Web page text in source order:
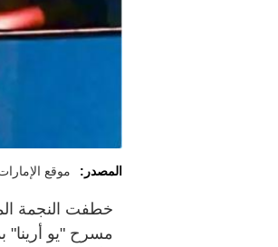
المصدر: موقع
خطفت النجمة
مسرح "يو أرينا"